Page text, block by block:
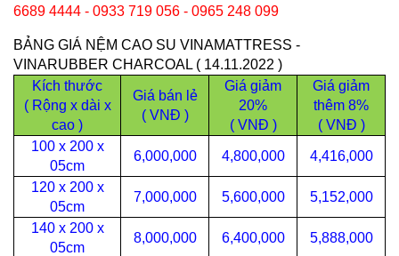
6689 4444 - 0933 719 056 - 0965 248 099
BẢNG GIÁ NỆM CAO SU VINAMATTRESS -
VINARUBBER CHARCOAL ( 14.11.2022 )
Kích thước
( Rộng x dài x
cao )
Giá bán lẻ
( VNĐ )
Giá giảm
20%
( VNĐ )
Giá giảm
thêm 8%
( VNĐ )
100 x 200 x
05cm
6,000,000 4,800,000 4,416,000
120 x 200 x
05cm
7,000,000 5,600,000 5,152,000
140 x 200 x
05cm
8,000,000 6,400,000 5,888,000